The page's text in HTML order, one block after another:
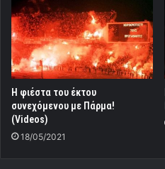
Η φιέστα του έκτου
συνεχόμενου με Πάρμα!
(Videos)
18/05/2021